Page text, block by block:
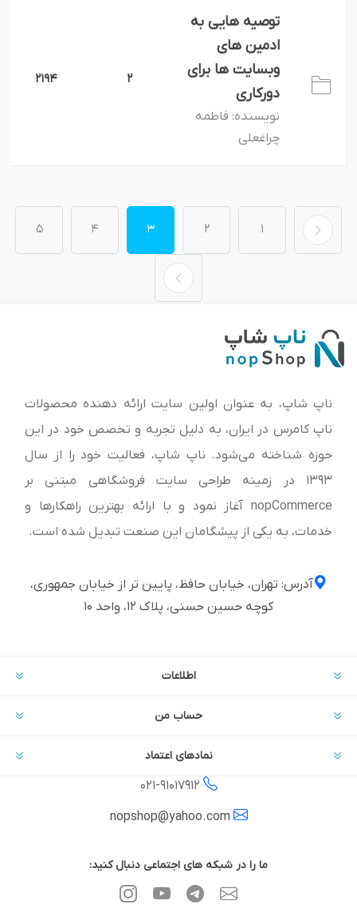
توصیه هایی به
ادمین های
وبسایت ها برای
دورکاری
نویسنده: فاطمه
چراغعلی
2
2194
1
2
3
4
5
ناپ شاپ، به عنوان اولین سایت ارائه‌ دهنده محصولات
ناپ کامرس در ایران، به دلیل تجربه و تخصص خود در این
حوزه شناخته می‌شود. ناپ شاپ، فعالیت خود را از سال
1393 در زمینه طراحی سایت فروشگاهی مبتنی بر
nopCommerce آغاز نمود و با ارائه بهترین راهکارها و
خدمات، به یکی از پیشگامان این صنعت تبدیل شده است.
آدرس: تهران، خیابان حافظ، پایین تر از خیابان جمهوری،
کوچه حسین حسنی، پلاک ۱۲، واحد ۱۰
اطلاعات
حساب من
نمادهای اعتماد
021-91017912
ما را در شبکه های اجتماعی دنبال کنید: